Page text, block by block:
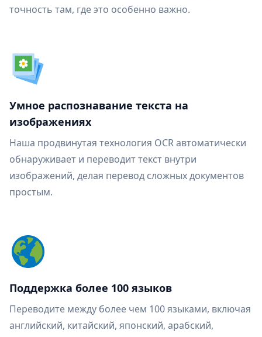
точность там, где это особенно важно.
Умное распознавание текста на
изображениях
Наша продвинутая технология OCR автоматически
обнаруживает и переводит текст внутри
изображений, делая перевод сложных документов
простым.
Поддержка более 100 языков
Переводите между более чем 100 языками, включая
английский, китайский, японский, арабский,